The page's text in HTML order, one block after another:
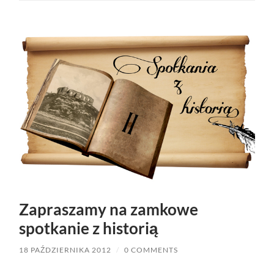
Zapraszamy na zamkowe
spotkanie z historią
18 PAŹDZIERNIKA 2012 / 0 COMMENTS